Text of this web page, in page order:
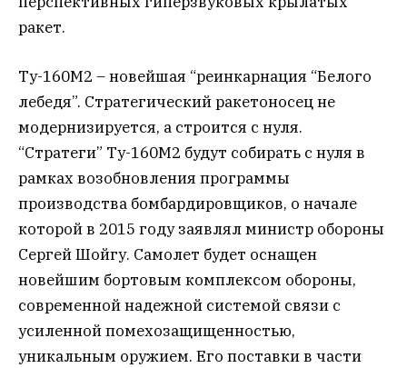
ракет.
Ту-160М2 – новейшая “реинкарнация “Белого
лебедя”. Стратегический ракетоносец не
модернизируется, а строится с нуля.
“Стратеги” Ту-160М2 будут собирать с нуля в
рамках возобновления программы
производства бомбардировщиков, о начале
которой в 2015 году заявлял министр обороны
Сергей Шойгу. Самолет будет оснащен
новейшим бортовым комплексом обороны,
современной надежной системой связи с
усиленной помехозащищенностью,
уникальным оружием. Его поставки в части